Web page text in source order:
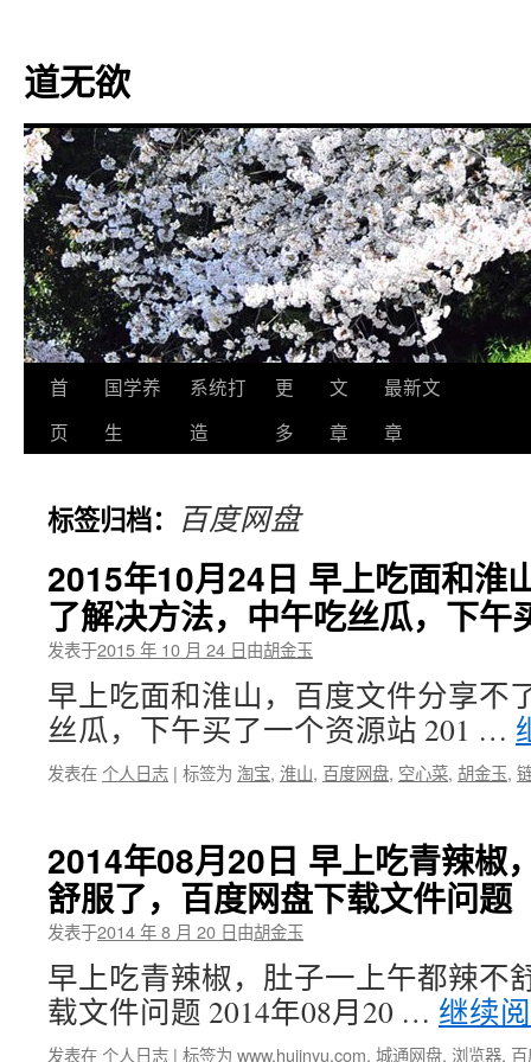
道无欲
跳
文
首
页
国学养
生
系统打
造
更
多
文
章
最新文
章
标签归档： 百度网盘
2015年10月24日 早上吃面和淮
了解决方法，中午吃丝瓜，下午
发表于2015 年 10 月 24 日由胡金玉
早上吃面和淮山，百度文件分享不
丝瓜，下午买了一个资源站 201 …
发表在个人日志 | 标签为 淘宝, 淮山, 百度网盘, 空心菜, 胡金玉,
2014年08月20日 早上吃青辣椒
舒服了，百度网盘下载文件问题
发表于2014 年 8 月 20 日由胡金玉
早上吃青辣椒，肚子一上午都辣不
载文件问题 2014年08月20 … 继续
发表在个人日志 | 标签为 www.hujinyu.com, 城通网盘, 浏览器,